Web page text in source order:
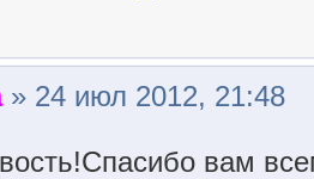
» 24 июл 2012, 21:48
вам